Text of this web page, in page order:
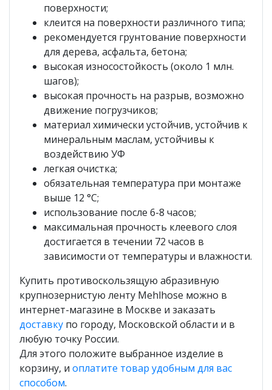
поверхности;
клеится на поверхности различного типа;
рекомендуется грунтование поверхности
для дерева, асфальта, бетона;
высокая износостойкость (около 1 млн.
шагов);
высокая прочность на разрыв, возможно
движение погрузчиков;
материал химически устойчив, устойчив к
минеральным маслам, устойчивы к
воздействию УФ
легкая очистка;
обязательная температура при монтаже
выше 12 °С;
использование после 6-8 часов;
максимальная прочность клеевого слоя
достигается в течении 72 часов в
зависимости от температуры и влажности.
Купить противоскользящую абразивную
крупнозернистую ленту Mehlhose можно в
интернет-магазине в Москве и заказать
доставку по городу, Московской области и в
любую точку России.
Для этого положите выбранное изделие в
корзину, и оплатите товар удобным для вас
способом.